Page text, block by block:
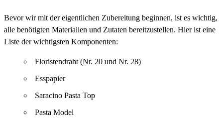
Bevor wir mit der eigentlichen Zubereitung beginnen, ist es wichtig,
alle benötigten Materialien und Zutaten bereitzustellen. Hier ist eine
Liste der wichtigsten Komponenten:
Floristendraht (Nr. 20 und Nr. 28)
Esspapier
Saracino Pasta Top
Pasta Model